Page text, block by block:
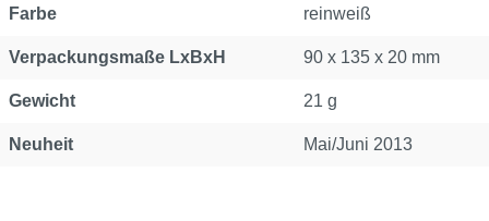
Farbe reinweiß
Verpackungsmaße LxBxH 90 x 135 x 20 mm
Gewicht 21 g
Neuheit Mai/Juni 2013